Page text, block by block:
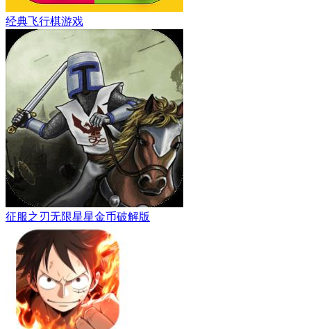
经典飞行棋游戏
征服之刃无限星星金币破解版